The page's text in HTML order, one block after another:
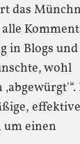
das
in Blogs und
wohl
effektive
um einen